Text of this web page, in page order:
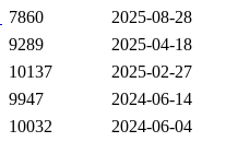
7860
2025-08-28
9289
2025-04-18
10137
2025-02-27
9947
2024-06-14
10032
2024-06-04